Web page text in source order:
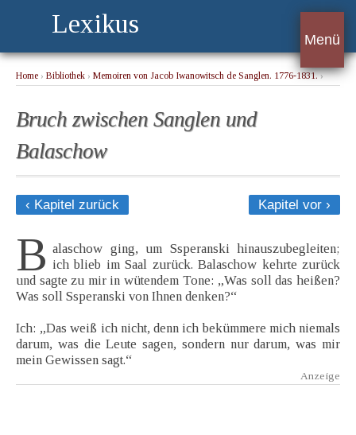
Lexikus
Menü
Home › Bibliothek › Memoiren von Jacob Iwanowitsch de Sanglen. 1776-1831.›
Bruch zwischen Sanglen und
Balaschow
‹ Kapitel zurück Kapitel vor ›
B alaschow ging, um Ssperanski hinauszubegleiten;
ich blieb im Saal zurück. Balaschow kehrte zurück
und sagte zu mir in wütendem Tone: „Was soll das heißen?
Was soll Ssperanski von Ihnen denken?“
Ich: „Das weiß ich nicht, denn ich bekümmere mich niemals
darum, was die Leute sagen, sondern nur darum, was mir
mein Gewissen sagt.“